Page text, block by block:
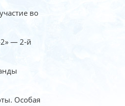
во
— 2-й
Особая